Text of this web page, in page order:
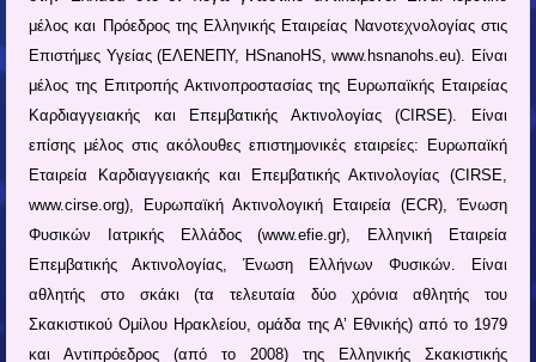
μέλος και Πρόεδρος της Ελληνικής Εταιρείας Νανοτεχνολογίας στις
Επιστήμες Υγείας (ΕΛΕΝΕΠΥ, HSnanoHS, www.hsnanohs.eu). Είναι
μέλος της Επιτροπής Ακτινοπροστασίας της Ευρωπαϊκής Εταιρείας
Καρδιαγγειακής και Επεμβατικής Ακτινολογίας (CIRSE). Είναι
επίσης μέλος στις ακόλουθες επιστημονικές εταιρείες: Ευρωπαϊκή
Εταιρεία Καρδιαγγειακής και Επεμβατικής Ακτινολογίας (CIRSE,
www.cirse.org), Ευρωπαϊκή Ακτινολογική Εταιρεία (ECR), Ένωση
Φυσικών Ιατρικής Ελλάδος (www.efie.gr), Ελληνική Εταιρεία
Επεμβατικής Ακτινολογίας, Ένωση Ελλήνων Φυσικών. Είναι
αθλητής στο σκάκι (τα τελευταία δύο χρόνια αθλητής του
Σκακιστικού Ομίλου Ηρακλείου, ομάδα της Α’ Εθνικής) από το 1979
και Αντιπρόεδρος (από το 2008) της Ελληνικής Σκακιστικής